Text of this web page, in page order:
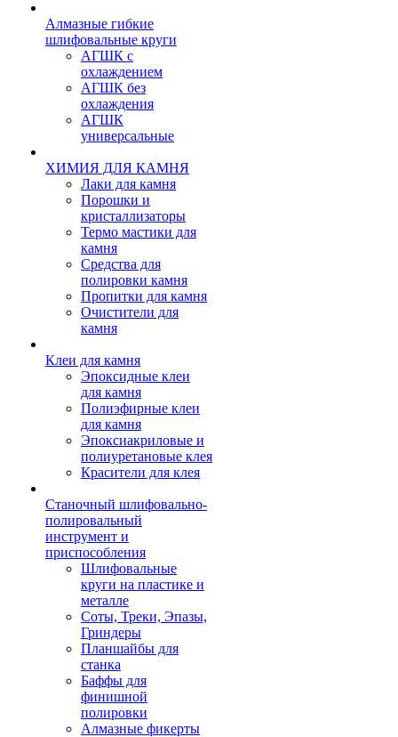
Алмазные гибкие
шлифовальные круги
АГШК с
охлаждением
АГШК без
охлаждения
АГШК
универсальные
ХИМИЯ ДЛЯ КАМНЯ
Лаки для камня
Порошки и
кристаллизаторы
Термо мастики для
камня
Средства для
полировки камня
Пропитки для камня
Очистители для
камня
Клеи для камня
Эпоксидные клеи
для камня
Полиэфирные клеи
для камня
Эпоксиакриловые и
полиуретановые клея
Красители для клея
Станочный шлифовально-
полировальный
инструмент и
приспособления
Шлифовальные
круги на пластике и
металле
Соты, Треки, Эпазы,
Гриндеры
Планшайбы для
станка
Баффы для
финишной
полировки
Алмазные фикерты